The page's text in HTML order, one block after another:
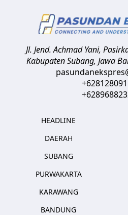
Jl. Jend. Achmad Yani,
Kabupaten Subang, Jawa
HEADLINE
DAERAH
SUBANG
PURWAKARTA
KARAWANG
BANDUNG